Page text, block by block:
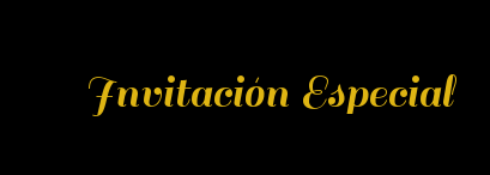
Invitación Especial